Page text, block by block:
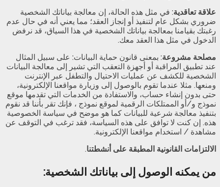
علاقة تعاقدية: في مثل هذه الحالة، إن معالجة بياناتك الشخصية
ضروري بشكل عام لتنفيذ أو إنجاز العقد؛ مما يعني أنه في حال عدم
رغبتك بقيامنا بمعالجة بياناتك الشخصية في هذا السياق، قد نرفض
الدخول في مثل هذا العقد معك.
مصلحة مشروعة: بمعنى قانون حماية البيانات: على سبيل المثال
عند تطبيق المراقبة أو أجهزة التعقب التي تشير إلى معالجة البيانات
الشخصية للكشف عن عمليات الاحتيال والتطفل عبر الإنترنت
ومنعها. مثلا عندما تقوم بالوصول إلى وزيارة مواقعنا الإلكترونية،
حتى بدون إنشاء حساب، والاستفادة من الخدمات التي تقدمها موقع
نموذج و/أو الممتلكات الرقمية لموقع نموذج ، فإنك تقر بأننا قد نقوم
بتنفيذ معالجة شرعية للبيانات كما هو موضح في سياسة الخصوصية
هذه. إن كنت لا توافق على هذه السياسة، فقد ترغب في التوقف عن
مشاهدة / استخدام مواقعنا الإلكترونية.
الالتزامات القانونية المطبقة على أنشطتنا.
من يمكنه الوصول إلى بياناتك الشخصية: